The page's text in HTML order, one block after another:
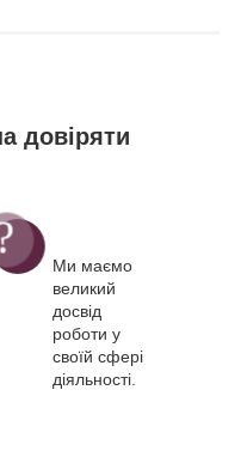
довіряти
Ми маємо
великий
досвід
роботи у
своїй сфері
діяльності.